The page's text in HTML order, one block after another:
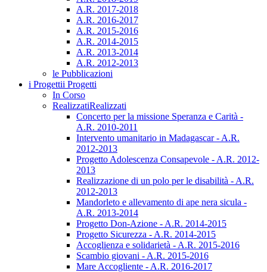
A.R. 2017-2018
A.R. 2016-2017
A.R. 2015-2016
A.R. 2014-2015
A.R. 2013-2014
A.R. 2012-2013
le Pubblicazioni
i Progettii Progetti
In Corso
RealizzatiRealizzati
Concerto per la missione Speranza e Carità -
A.R. 2010-2011
Intervento umanitario in Madagascar - A.R.
2012-2013
Progetto Adolescenza Consapevole - A.R. 2012-
2013
Realizzazione di un polo per le disabilità - A.R.
2012-2013
Mandorleto e allevamento di ape nera sicula -
A.R. 2013-2014
Progetto Don-Azione - A.R. 2014-2015
Progetto Sicurezza - A.R. 2014-2015
Accoglienza e solidarietà - A.R. 2015-2016
Scambio giovani - A.R. 2015-2016
Mare Accogliente - A.R. 2016-2017